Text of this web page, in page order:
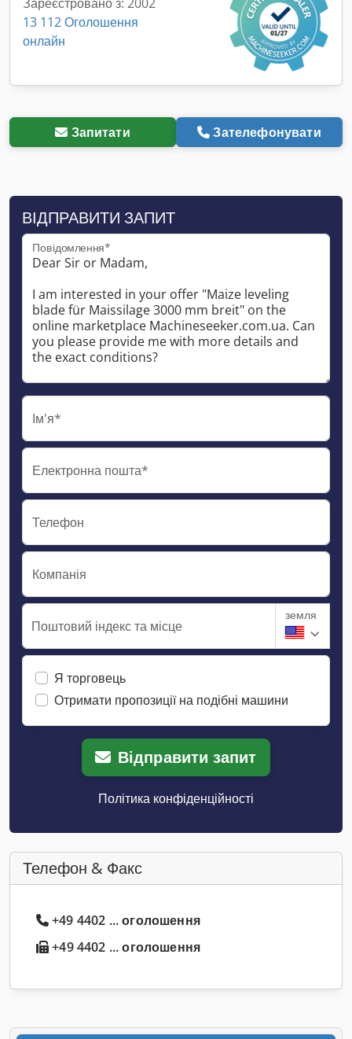
13 112 Оголошення
онлайн
Запитати Зателефонувати
ВІДПРАВИТИ ЗАПИТ
Повідомлення*
Ім'я*
Електронна пошта*
Телефон
Компанія
Поштовий індекс та місце
земля
Я торговець
Отримати пропозиції на подібні машини
Відправити запит
Політика конфіденційності
Телефон & Факс
+49 4402 ... оголошення
+49 4402 ... оголошення